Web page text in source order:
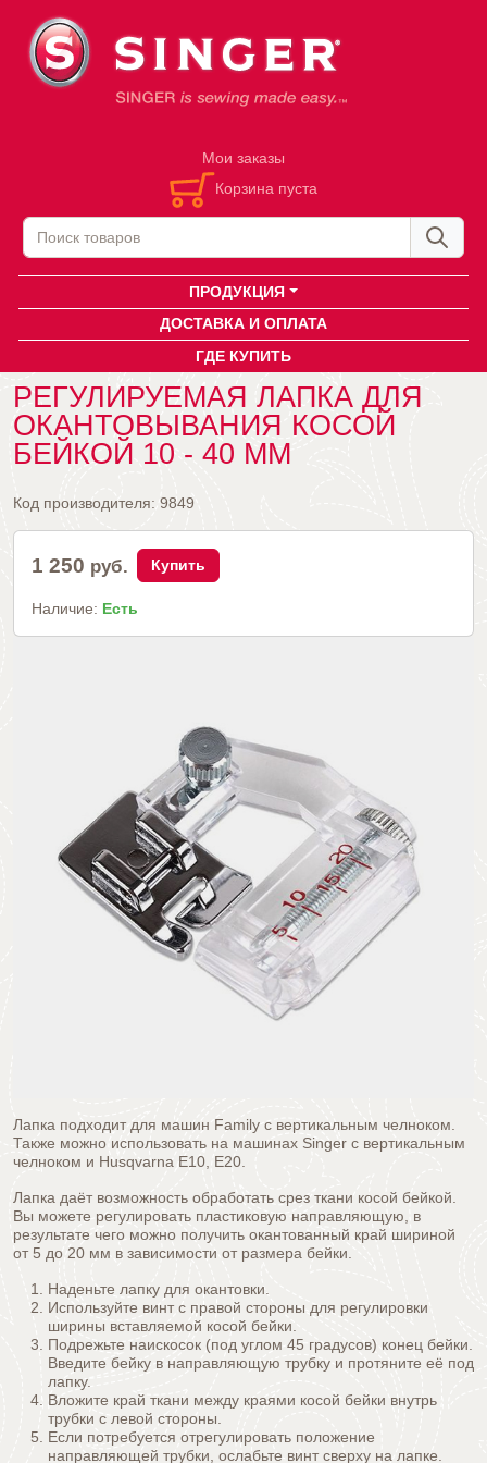
Мои заказы
Корзина пуста
ПРОДУКЦИЯ
ДОСТАВКА И ОПЛАТА
ГДЕ КУПИТЬ
РЕГУЛИРУЕМАЯ ЛАПКА ДЛЯ
ОКАНТОВЫВАНИЯ КОСОЙ
БЕЙКОЙ 10 - 40 ММ
Код производителя: 9849
1 250 руб. Купить
Наличие: Есть
Лапка подходит для машин Family с вертикальным челноком.
Также можно использовать на машинах Singer с вертикальным
челноком и Husqvarna E10, E20.
Лапка даёт возможность обработать срез ткани косой бейкой.
Вы можете регулировать пластиковую направляющую, в
результате чего можно получить окантованный край шириной
от 5 до 20 мм в зависимости от размера бейки.
Наденьте лапку для окантовки.
Используйте винт с правой стороны для регулировки
ширины вставляемой косой бейки.
Подрежьте наискосок (под углом 45 градусов) конец бейки.
Введите бейку в направляющую трубку и протяните её под
лапку.
Вложите край ткани между краями косой бейки внутрь
трубки с левой стороны.
Если потребуется отрегулировать положение
направляющей трубки, ослабьте винт сверху на лапке.